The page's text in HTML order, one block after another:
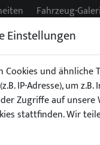
Fahrzeug-
Exterieur
Einstellungen
Cookies und
IP-Adresse), um
Zugriffe auf unsere
stattfinden. Wir